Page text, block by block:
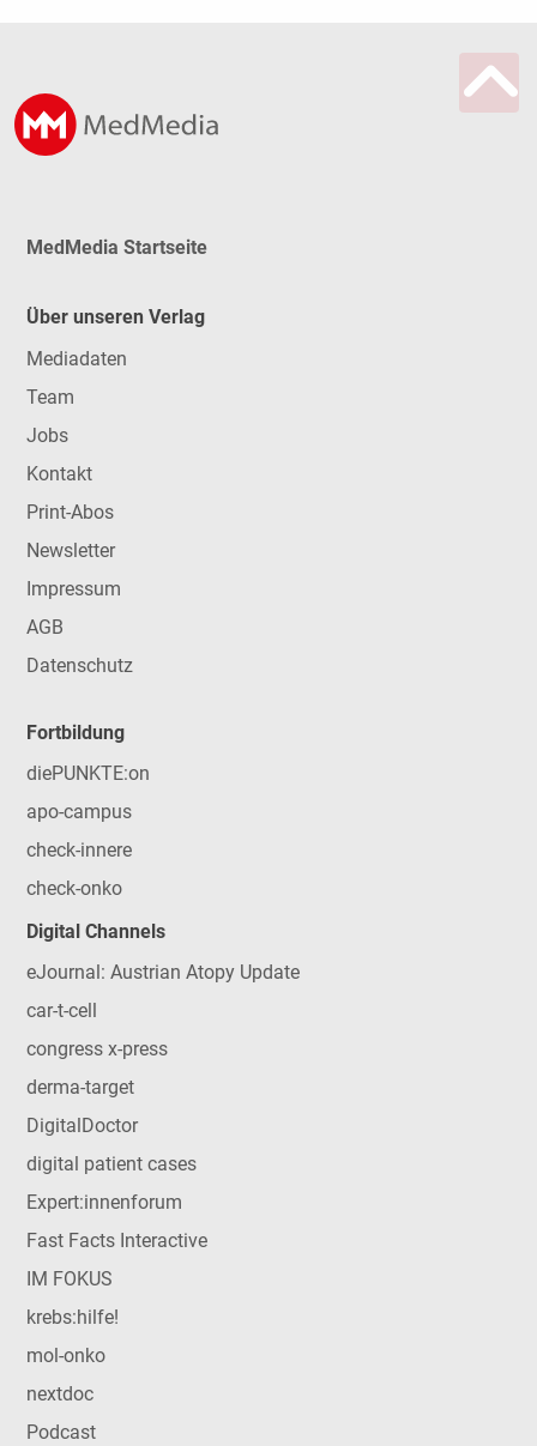
MedMedia Startseite
Über unseren Verlag
Mediadaten
Team
Jobs
Kontakt
Print-Abos
Newsletter
Impressum
AGB
Datenschutz
Fortbildung
diePUNKTE:on
apo-campus
check-innere
check-onko
Digital Channels
eJournal: Austrian Atopy Update
car-t-cell
congress x-press
derma-target
DigitalDoctor
digital patient cases
Expert:innenforum
Fast Facts Interactive
IM FOKUS
krebs:hilfe!
mol-onko
nextdoc
Podcast